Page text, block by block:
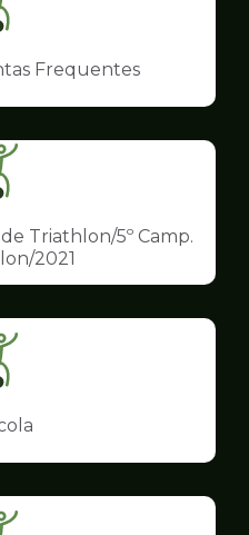
Frequentes
pagina
Triathlon/5º Camp.
2021